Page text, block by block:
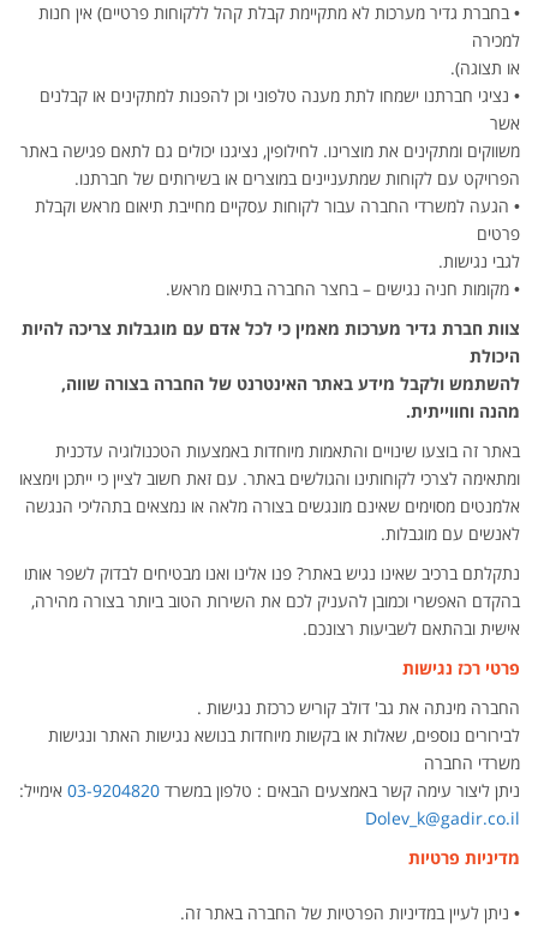
• בחברת גדיר מערכות לא מתקיימת קבלת קהל ללקוחות פרטיים) אין חנות
למכירה
או תצוגה).
• נציגי חברתנו ישמחו לתת מענה טלפוני וכן להפנות למתקינים או קבלנים
אשר
משווקים ומתקינים את מוצרינו. לחילופין, נציגנו יכולים גם לתאם פגישה באתר
הפרויקט עם לקוחות שמתעניינים במוצרים או בשירותים של חברתנו.
• הגעה למשרדי החברה עבור לקוחות עסקיים מחייבת תיאום מראש וקבלת
פרטים
לגבי נגישות.
• מקומות חניה נגישים – בחצר החברה בתיאום מראש.
צוות חברת גדיר מערכות מאמין כי לכל אדם עם מוגבלות צריכה להיות
היכולת
להשתמש ולקבל מידע באתר האינטרנט של החברה בצורה שווה,
מהנה וחווייתית.
באתר זה בוצעו שינויים והתאמות מיוחדות באמצעות הטכנולוגיה עדכנית
ומתאימה לצרכי לקוחותינו והגולשים באתר. עם זאת חשוב לציין כי ייתכן וימצאו
אלמנטים מסוימים שאינם מונגשים בצורה מלאה או נמצאים בתהליכי הנגשה
לאנשים עם מוגבלות.
נתקלתם ברכיב שאינו נגיש באתר? פנו אלינו ואנו מבטיחים לבדוק לשפר אותו
בהקדם האפשרי וכמובן להעניק לכם את השירות הטוב ביותר בצורה מהירה,
אישית ובהתאם לשביעות רצונכם.
פרטי רכז נגישות
החברה מינתה את גב' דולב קוריש כרכזת נגישות .
לבירורים נוספים, שאלות או בקשות מיוחדות בנושא נגישות האתר ונגישות
משרדי החברה
ניתן ליצור עימה קשר באמצעים הבאים : טלפון במשרד 03-9204820 אימייל:
Dolev_k@gadir.co.il
מדיניות פרטיות
• ניתן לעיין במדיניות הפרטיות של החברה באתר זה.